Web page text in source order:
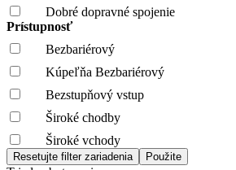
Dobré dopravné spojenie
Prístupnosť
Bezbariérový
Kúpeľňa Bezbariérový
Bezstupňový vstup
Široké chodby
Široké vchody